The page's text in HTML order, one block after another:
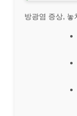
방광염 증상, 놓